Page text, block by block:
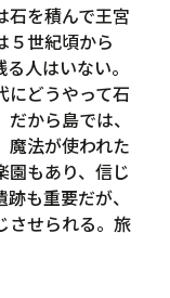
石を積んで王宮
５世紀頃から
人はいない。
にどうやって石
から島では、
魔法が使われた
園もあり、信じ
も重要だが、
させられる。旅